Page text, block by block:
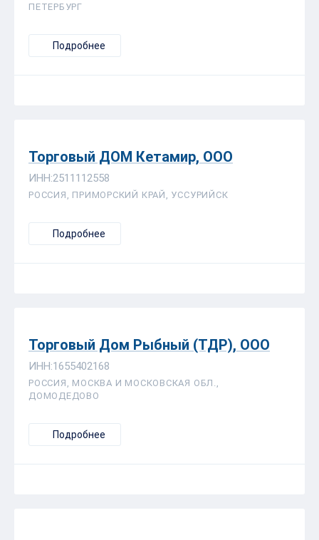
ПЕТЕРБУРГ
Подробнее
Торговый ДОМ Кетамир, ООО
ИНН:2511112558
РОССИЯ, ПРИМОРСКИЙ КРАЙ, УССУРИЙСК
Подробнее
Торговый Дом Рыбный (ТДР), ООО
ИНН:1655402168
РОССИЯ, МОСКВА И МОСКОВСКАЯ ОБЛ.,
ДОМОДЕДОВО
Подробнее